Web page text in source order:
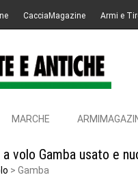
CacciaMagazine Armi e
MARCHE
volo Gamba usato e
Gamba